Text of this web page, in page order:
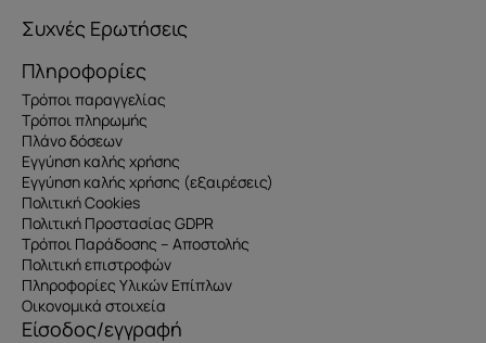
Συχνές Ερωτήσεις
Πληροφορίες
Τρόποι παραγγελίας
Τρόποι πληρωμής
Πλάνο δόσεων
Εγγύηση καλής χρήσης
Εγγύηση καλής χρήσης (εξαιρέσεις)
Πολιτική Cookies
Πολιτική Προστασίας GDPR
Τρόποι Παράδοσης – Αποστολής
Πολιτική επιστροφών
Πληροφορίες Υλικών Επίπλων
Οικονομικά στοιχεία
Είσοδος/εγγραφή